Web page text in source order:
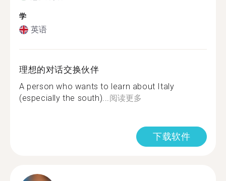
学
英语
理想的对话交换伙伴
A person who wants to learn about Italy
(especially the south)...阅读更多
下载软件